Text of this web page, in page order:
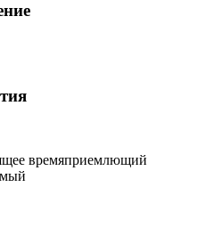
времяприемлющий